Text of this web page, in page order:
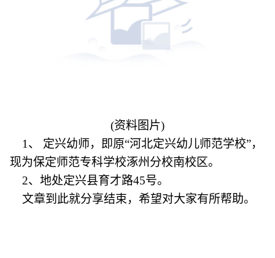
(资料图片)
1、 定兴幼师，即原“河北定兴幼儿师范学校”，
现为保定师范专科学校涿州分校南校区。
2、地处定兴县育才路45号。
文章到此就分享结束，希望对大家有所帮助。